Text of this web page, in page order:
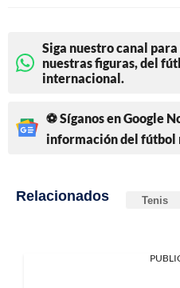
Siga nuestro canal
nuestras figuras, del
internacional.
⚽ Síganos en Google
información del fútbol
Relacionados Tenis